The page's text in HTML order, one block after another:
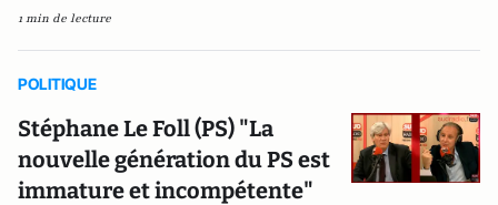
1 min de lecture
POLITIQUE
Stéphane Le Foll (PS) "La
nouvelle génération du PS est
immature et incompétente"